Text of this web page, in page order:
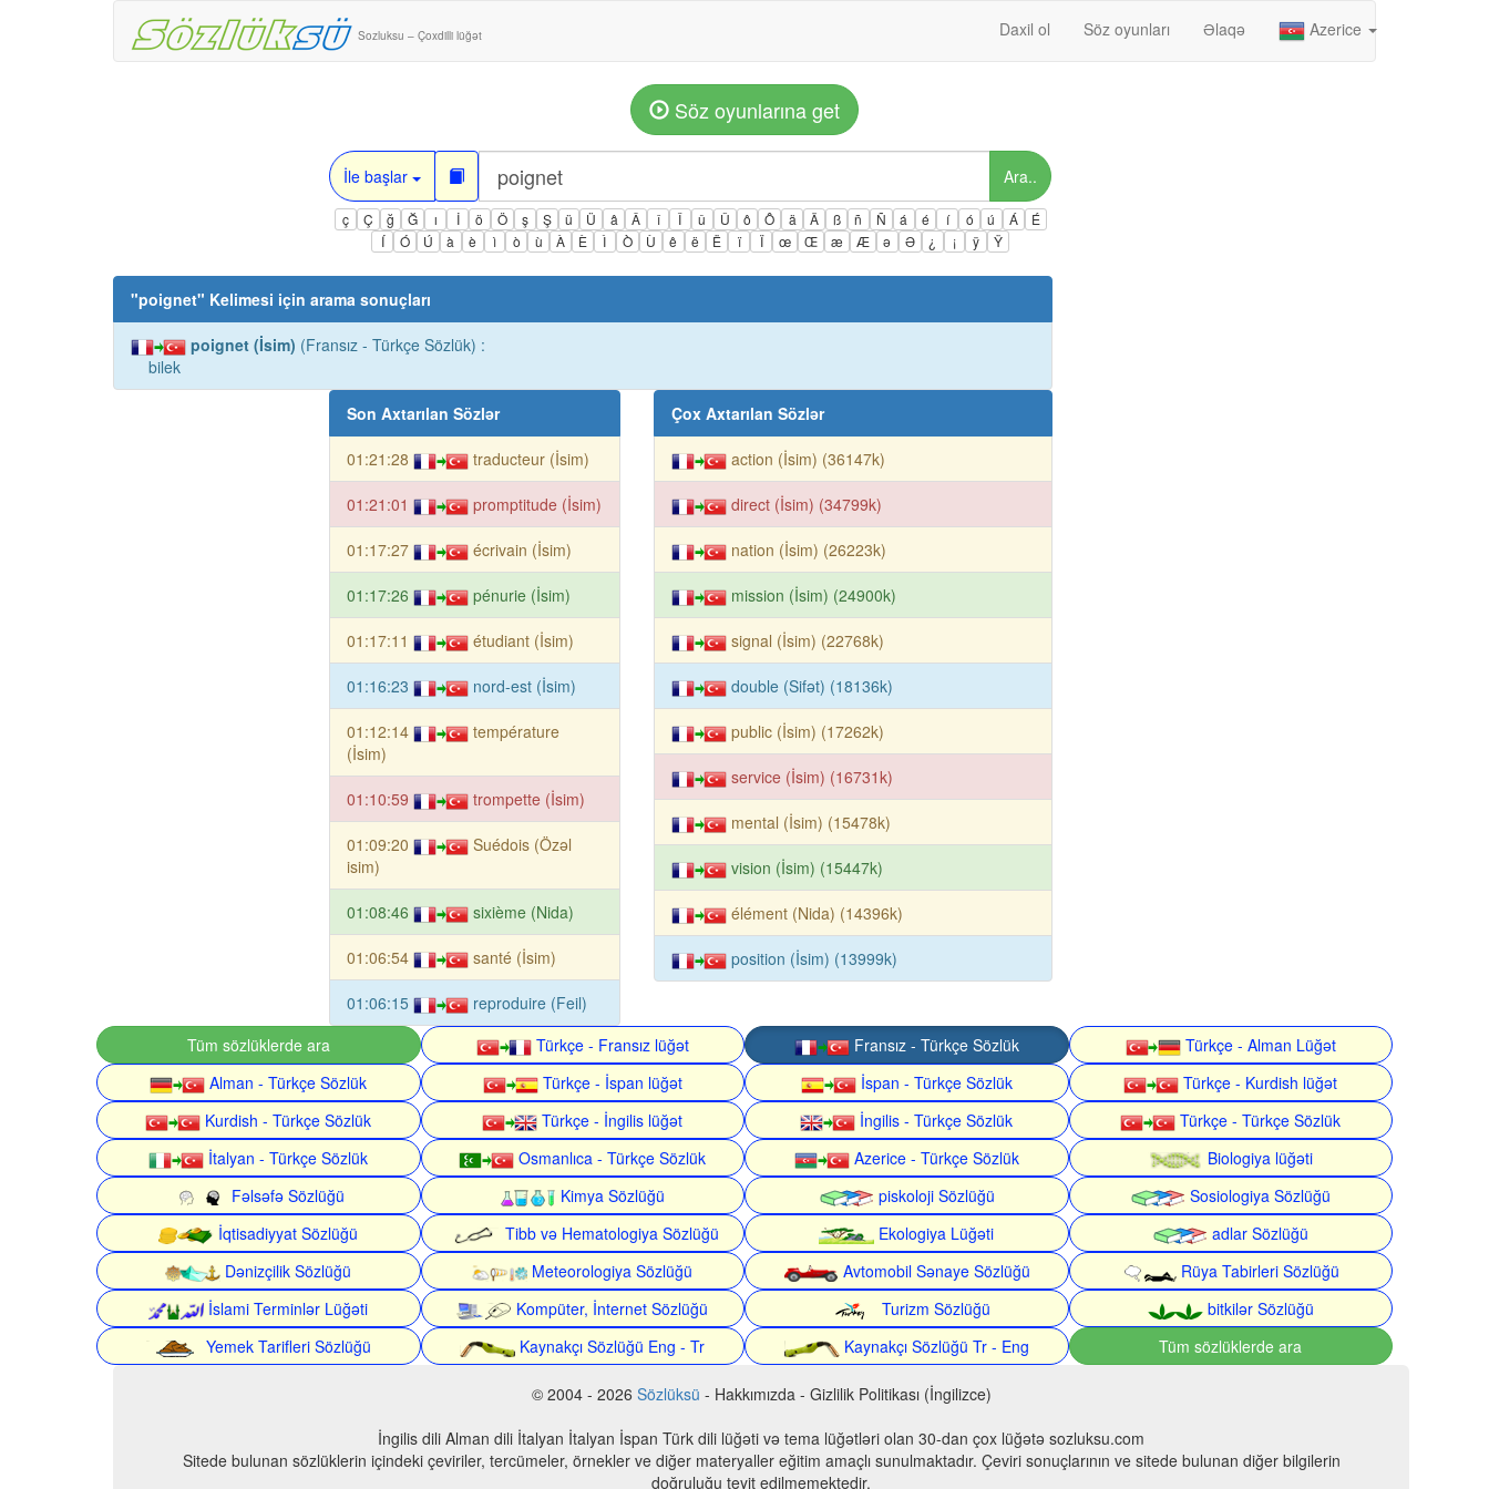
Sozluksu – Çoxdilli lüğət Daxil ol Söz oyunları Əlaqə Azerice
Söz oyunlarına get
İle başlar Ara..
ç Ç ğ Ğ ı İ ö Ö ş Ş ü Ü â Â î Î û Û ô Ô ä Ä ß ñ Ñ á é í ó ú Á
É
Í
Ó Ú à è ì ò ù À È Ì Ò Ù ê ë Ë ï Ï œ Œ æ Æ ə Ə ¿ ¡ ÿ Ÿ
"poignet" Kelimesi için arama sonuçları
poignet (İsim) (Fransız - Türkçe Sözlük) :
bilek
Son Axtarılan Sözlər
01:21:28 traducteur (İsim)
01:21:01 promptitude (İsim)
01:17:27 écrivain (İsim)
01:17:26 pénurie (İsim)
01:17:11 étudiant (İsim)
01:16:23 nord-est (İsim)
01:12:14
température
(İsim)
01:10:59 trompette (İsim)
01:09:20
Suédois (Özəl
isim)
01:08:46 sixième (Nida)
01:06:54 santé (İsim)
01:06:15 reproduire (Feil)
Çox Axtarılan Sözlər
action (İsim) (36147k)
direct (İsim) (34799k)
nation (İsim) (26223k)
mission (İsim) (24900k)
signal (İsim) (22768k)
double (Sifət) (18136k)
public (İsim) (17262k)
service (İsim) (16731k)
mental (İsim) (15478k)
vision (İsim) (15447k)
élément (Nida) (14396k)
position (İsim) (13999k)
Tüm sözlüklerde ara Türkçe - Fransız lüğət Fransız - Türkçe Sözlük
Türkçe - Alman Lüğət
Alman - Türkçe Sözlük
Türkçe - İspan lüğət İspan - Türkçe Sözlük
Türkçe - Kurdish lüğət
Kurdish - Türkçe Sözlük
Türkçe - İngilis lüğət İngilis - Türkçe Sözlük
Türkçe - Türkçe Sözlük
İtalyan - Türkçe Sözlük
Osmanlıca - Türkçe Sözlük Azerice - Türkçe Sözlük
Biologiya lüğəti
Fəlsəfə Sözlüğü
Kimya Sözlüğü piskoloji Sözlüğü
Sosiologiya Sözlüğü
İqtisadiyyat Sözlüğü
Tibb və Hematologiya Sözlüğü Ekologiya Lüğəti
adlar Sözlüğü
Dənizçilik Sözlüğü
Meteorologiya Sözlüğü Avtomobil Sənaye Sözlüğü
Rüya Tabirleri Sözlüğü
İslami Terminlər Lüğəti
Kompüter, İnternet Sözlüğü Turizm Sözlüğü
bitkilər Sözlüğü
Yemek Tarifleri Sözlüğü
Kaynakçı Sözlüğü Eng - Tr Kaynakçı Sözlüğü Tr - Eng Tüm sözlüklerde ara
© 2004 - 2026 Sözlüksü - Hakkımızda - Gizlilik Politikası (İngilizce)
İngilis dili Alman dili İtalyan İtalyan İspan Türk dili lüğəti və tema lüğətləri olan 30-dan çox lüğətə sozluksu.com
Sitede bulunan sözlüklerin içindeki çeviriler, tercümeler, örnekler ve diğer materyaller eğitim amaçlı sunulmaktadır. Çeviri sonuçlarının ve sitede bulunan diğer bilgilerin
doğruluğu teyit edilmemektedir.